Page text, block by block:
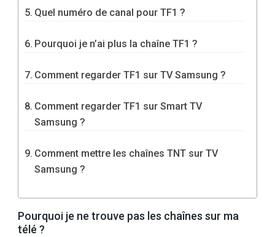
Quel numéro de canal pour TF1 ?
Pourquoi je n’ai plus la chaîne TF1 ?
Comment regarder TF1 sur TV Samsung ?
Comment regarder TF1 sur Smart TV
Samsung ?
Comment mettre les chaînes TNT sur TV
Samsung ?
Pourquoi je ne trouve pas les chaînes sur ma
télé ?